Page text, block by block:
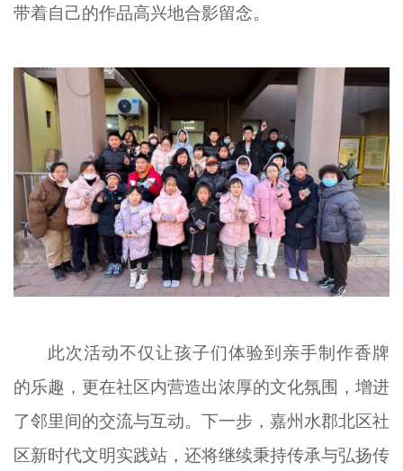
带着自己的作品高兴地合影留念。
此次活动不仅让孩子们体验到亲手制作香牌
的乐趣，更在社区内营造出浓厚的文化氛围，增进
了邻里间的交流与互动。下一步，嘉州水郡北区社
区新时代文明实践站，还将继续秉持传承与弘扬传